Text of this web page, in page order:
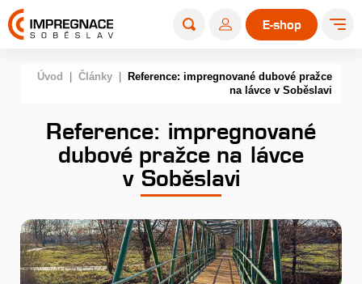
E-shop
Úvod Články
Reference: impregnované dubové pražce
na lávce v Soběslavi
Reference: impregnované
dubové pražce na lávce
v Soběslavi